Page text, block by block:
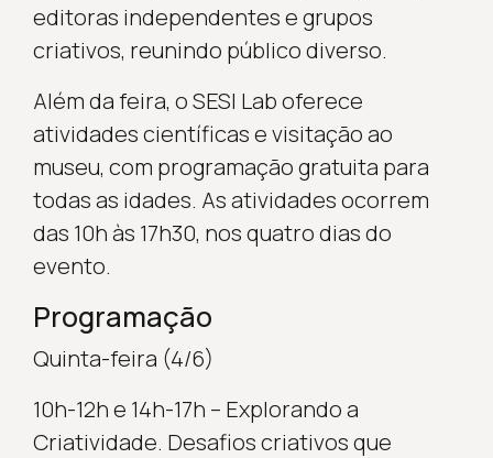
editoras independentes e grupos
criativos, reunindo público diverso.
Além da feira, o SESI Lab oferece
atividades científicas e visitação ao
museu, com programação gratuita para
todas as idades. As atividades ocorrem
das 10h às 17h30, nos quatro dias do
evento.
Programação
Quinta-feira (4/6)
10h-12h e 14h-17h – Explorando a
Criatividade. Desafios criativos que